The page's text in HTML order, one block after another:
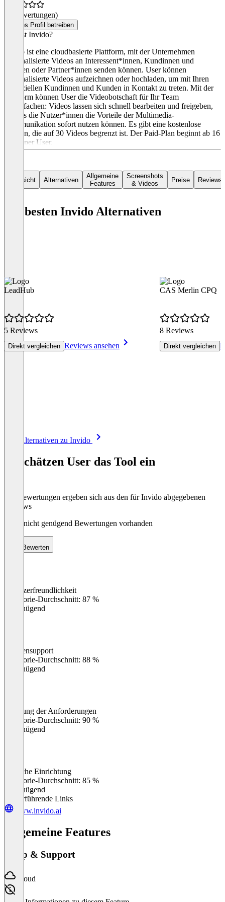
(0 Bewertungen)
Dieses Profil betreiben
Was ist Invido?
Invido ist eine cloudbasierte Plattform, mit der Unternehmen
personalisierte Videos an Interessent*innen, Kundinnen und
Kunden oder Partner*innen senden können. User können
personalisierte Videos aufzeichnen oder hochladen, um mit Ihren
potenziellen Kundinnen und Kunden in Kontakt zu treten. Mit der
Plattform können User die Videobotschaft für Ihr Team
vereinfachen: Videos lassen sich schnell bearbeiten und freigeben,
so dass die Nutzer*innen die Vorteile der Multimedia-
Kommunikation sofort nutzen können. Es gibt eine kostenlose
Version, die auf 30 Videos begrenzt ist. Der Paid-Plan beginnt ab 16
€ mtl. per User.
Übersicht Alternativen
Allgemeine
Features
Screenshots
& Videos
Preise Reviews
Die besten Invido Alternativen
LeadHub
5 Reviews
Direkt vergleichen Reviews ansehen
CAS Merlin CPQ
8 Reviews
Direkt vergleichen
Alle Alternativen zu Invido
So schätzen User das Tool ein
Die Bewertungen ergeben sich aus den für Invido abgegebenen
Reviews
Noch nicht genügend Bewertungen vorhanden
Bewerten
Benutzerfreundlichkeit
Kategorie-Durchschnitt: 87 %
Ungenügend
Kundensupport
Kategorie-Durchschnitt: 88 %
Ungenügend
Erfüllung der Anforderungen
Kategorie-Durchschnitt: 90 %
Ungenügend
Einfache Einrichtung
Kategorie-Durchschnitt: 85 %
Ungenügend
Weiterführende Links
www.invido.ai
Allgemeine Features
Setup & Support
Cloud